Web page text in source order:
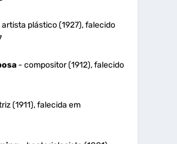
plástico (1927), falecido
- compositor (1912), falecido
(1911), falecida em